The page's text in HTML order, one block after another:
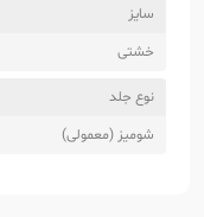
سایز
خشتی
نوع جلد
شومیز (معمولی)